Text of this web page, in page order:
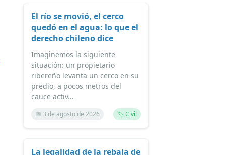
El río se movió, el cerco
quedó en el agua: lo que el
derecho chileno dice
Imaginemos la siguiente
situación: un propietario
ribereño levanta un cerco en su
predio, a pocos metros del
cauce activ...
📅 3 de agosto de 2026 🏷️ Civil
La legalidad de la rebaja de